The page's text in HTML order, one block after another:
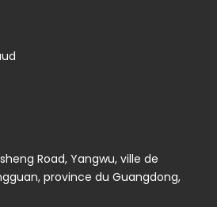
Road, Yangwu, ville de
province du Guangdong,